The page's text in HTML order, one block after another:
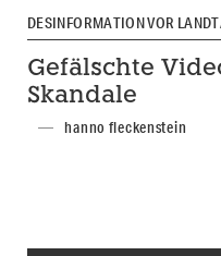
DESINFORMATION VOR
Gefälschte
Skandale
hanno fleckenstein